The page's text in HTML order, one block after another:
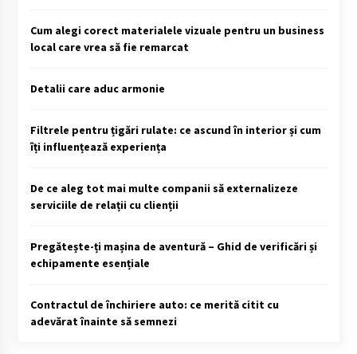
Cum alegi corect materialele vizuale pentru un business
local care vrea să fie remarcat
Detalii care aduc armonie
Filtrele pentru țigări rulate: ce ascund în interior și cum
îți influențează experiența
De ce aleg tot mai multe companii să externalizeze
serviciile de relații cu clienții
Pregătește-ți mașina de aventură – Ghid de verificări și
echipamente esențiale
Contractul de închiriere auto: ce merită citit cu
adevărat înainte să semnezi